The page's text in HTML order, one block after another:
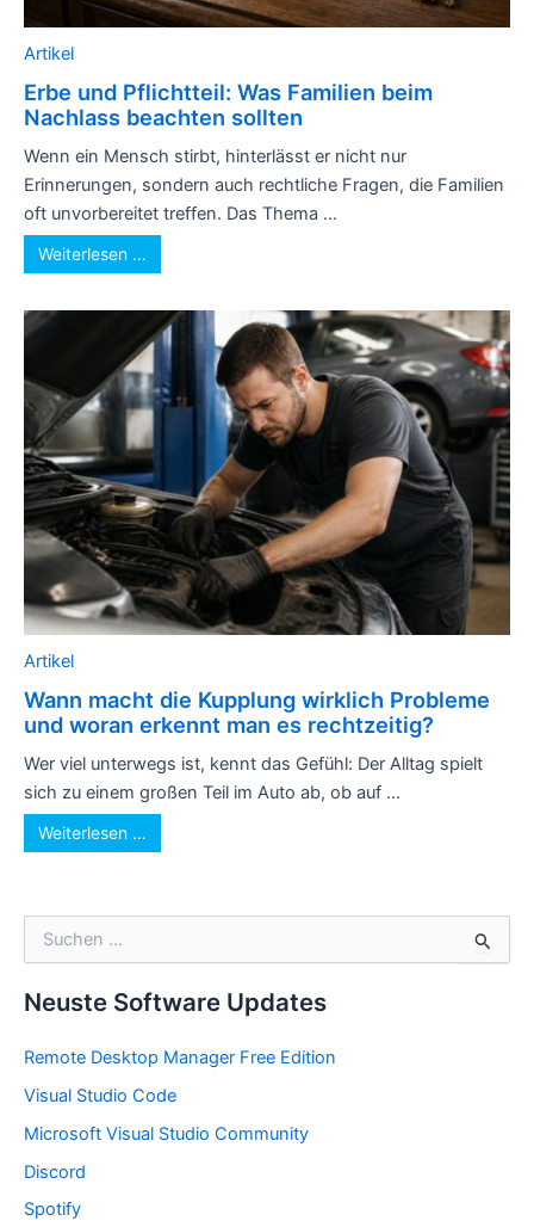
Artikel
Erbe und Pflichtteil: Was Familien beim
Nachlass beachten sollten
Wenn ein Mensch stirbt, hinterlässt er nicht nur
Erinnerungen, sondern auch rechtliche Fragen, die Familien
oft unvorbereitet treffen. Das Thema ...
Weiterlesen …
Artikel
Wann macht die Kupplung wirklich Probleme
und woran erkennt man es rechtzeitig?
Wer viel unterwegs ist, kennt das Gefühl: Der Alltag spielt
sich zu einem großen Teil im Auto ab, ob auf ...
Weiterlesen …
h
n
a
h
:
Neuste Software Updates
Remote Desktop Manager Free Edition
Visual Studio Code
Microsoft Visual Studio Community
Discord
Spotify